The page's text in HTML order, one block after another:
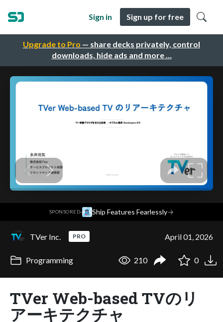
Upgrade to Pro — share decks privately, control
downloads, hide ads and more …
Sign in Sign up for free
SPONSORED· Ship Features Fearlessly→
TVer Inc. PRO April 01, 2026
Programming 210 0
TVer Web-based TVのリ
アーキテクチャ